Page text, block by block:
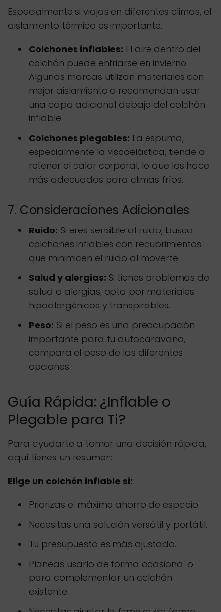
Especialmente si viajas en diferentes climas, el
aislamiento térmico es importante.
Colchones inflables: El aire dentro del
colchón puede enfriarse en invierno.
Algunas marcas utilizan materiales con
mejor aislamiento o recomiendan usar
una capa adicional debajo del colchón
inflable.
Colchones plegables: La espuma,
especialmente la viscoelástica, tiende a
retener el calor corporal, lo que los hace
más adecuados para climas fríos.
7. Consideraciones Adicionales
Ruido: Si eres sensible al ruido, busca
colchones inflables con recubrimientos
que minimicen el ruido al moverte.
Salud y alergias: Si tienes problemas de
salud o alergias, opta por materiales
hipoalergénicos y transpirables.
Peso: Si el peso es una preocupación
importante para tu autocaravana,
compara el peso de las diferentes
opciones.
Guía Rápida: ¿Inflable o
Plegable para Ti?
Para ayudarte a tomar una decisión rápida,
aquí tienes un resumen:
Elige un colchón inflable si:
Priorizas el máximo ahorro de espacio.
Necesitas una solución versátil y portátil.
Tu presupuesto es más ajustado.
Planeas usarlo de forma ocasional o
para complementar un colchón
existente.